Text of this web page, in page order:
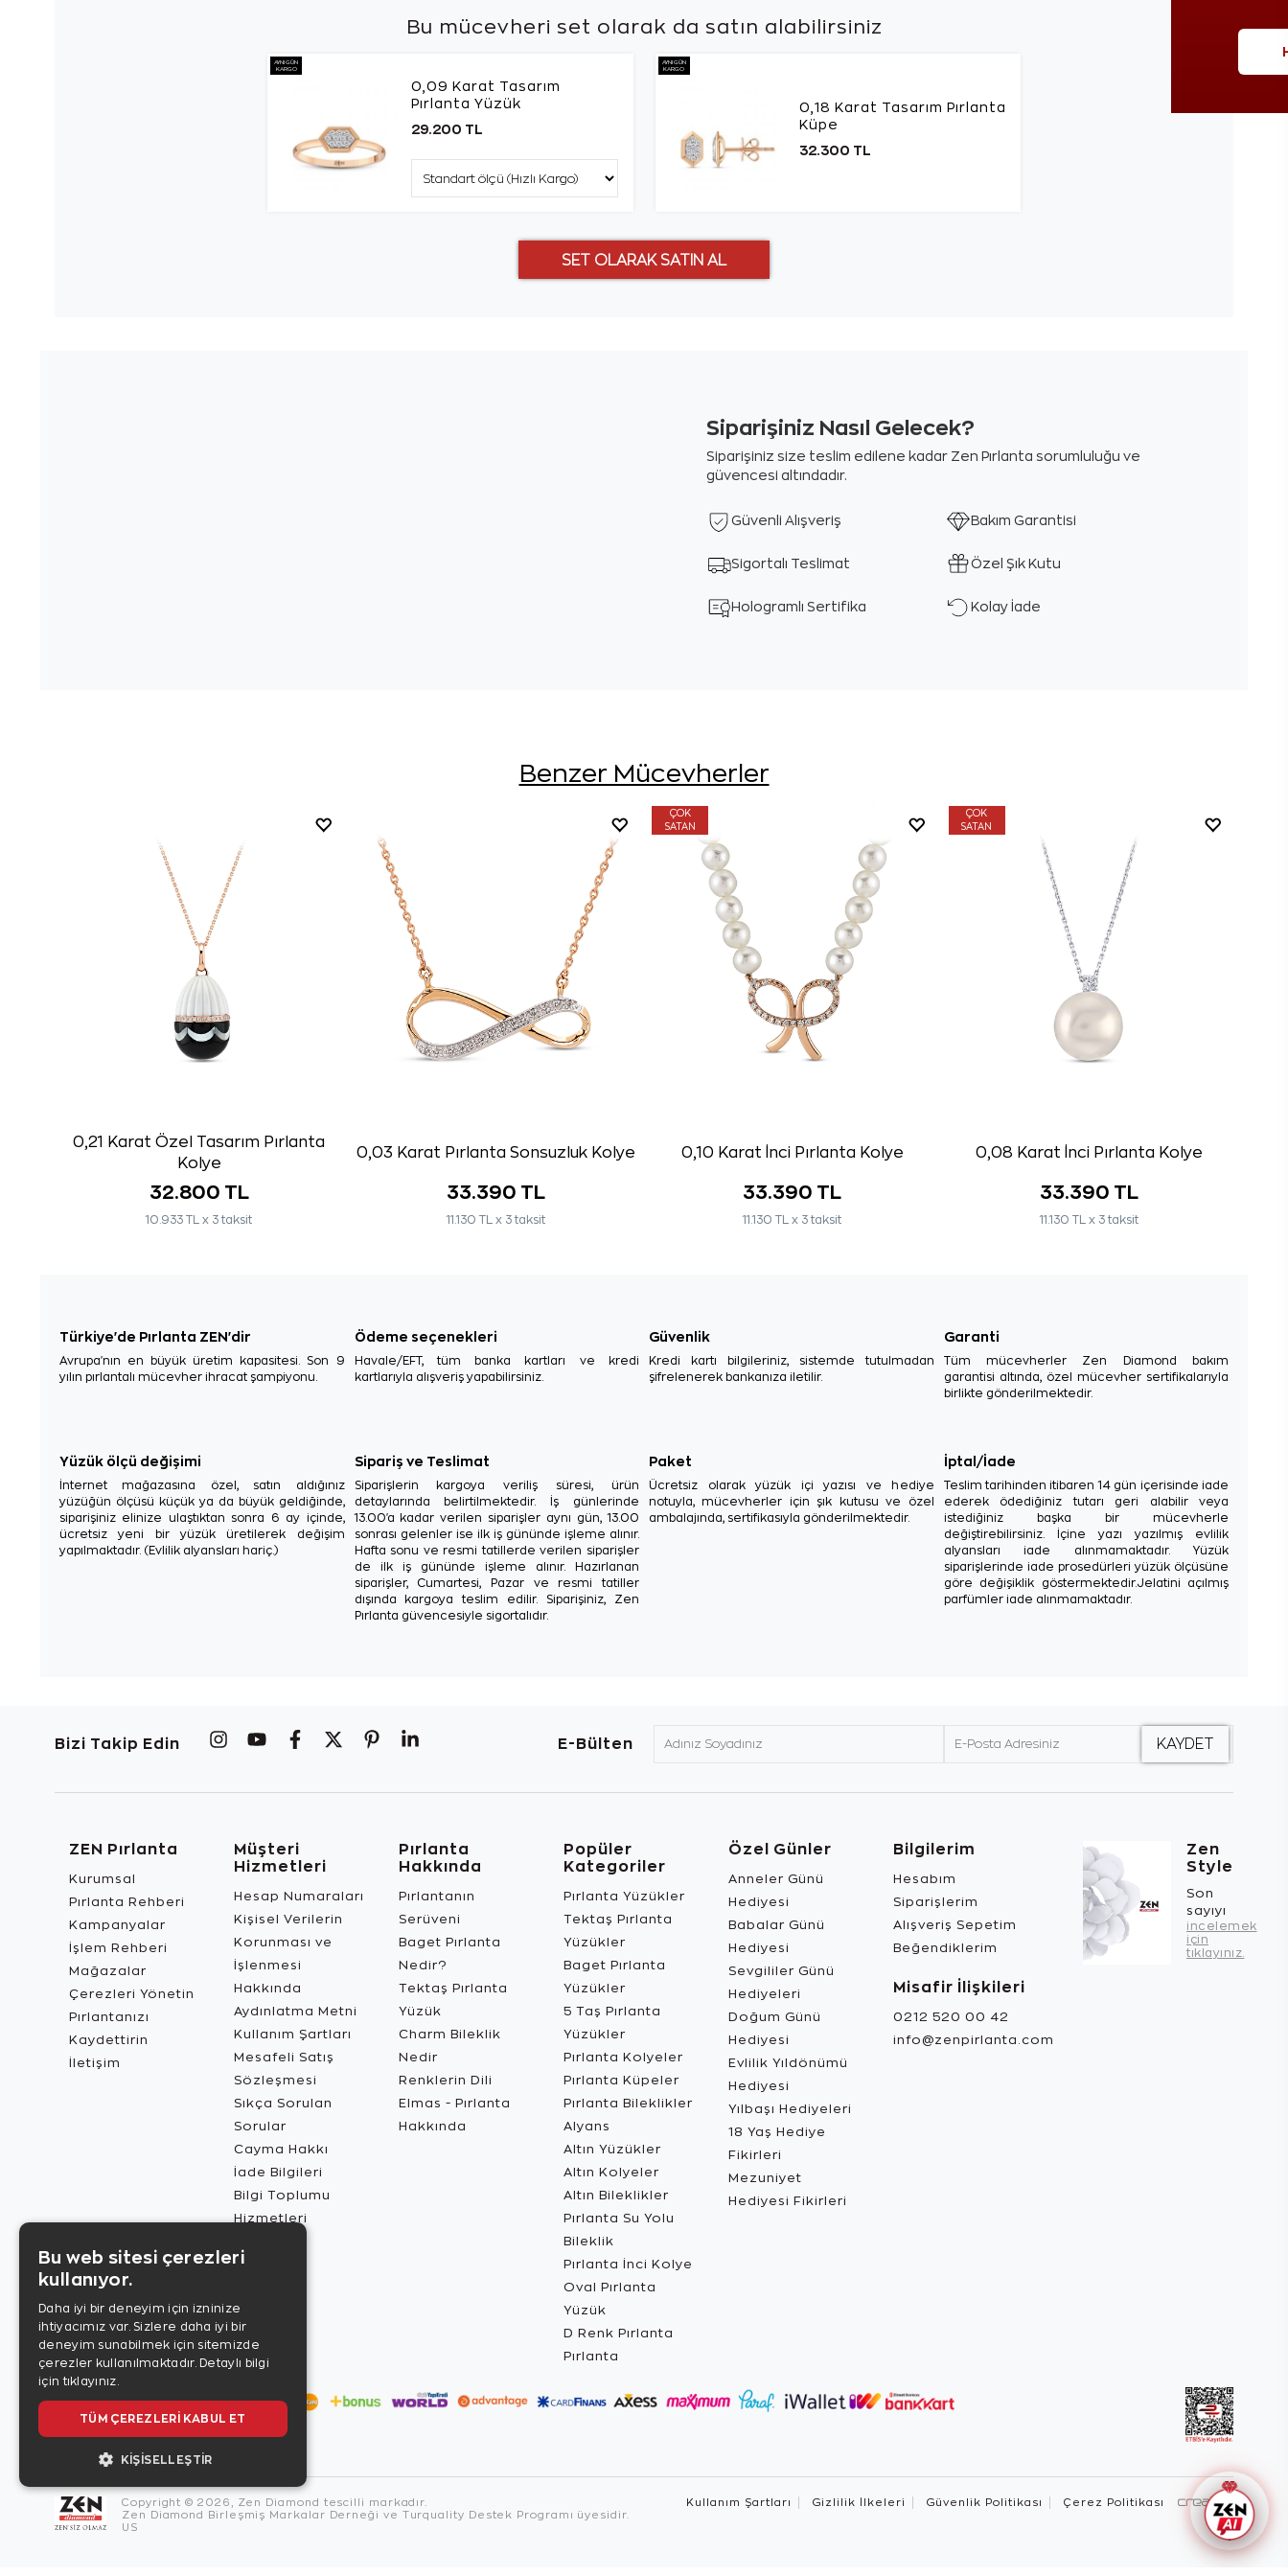
Bu mücevheri set olarak da satın alabilirsiniz
AYNI GÜN
KARGO
0,09 Karat Tasarım
Pırlanta Yüzük
29.200 TL
AYNI GÜN
KARGO
0,18 Karat Tasarım Pırlanta
Küpe
32.300 TL
Siparişiniz Nasıl Gelecek?
Siparişiniz size teslim edilene kadar Zen Pırlanta sorumluluğu ve
güvencesi altındadır.
Güvenli Alışveriş Bakım Garantisi
Sigortalı Teslimat Özel Şık Kutu
Hologramlı Sertifika Kolay İade
Benzer Mücevherler
0,21 Karat Özel Tasarım Pırlanta
Kolye
32.800 TL
10.933 TL x 3 taksit
0,03 Karat Pırlanta Sonsuzluk Kolye
33.390 TL
11.130 TL x 3 taksit
ÇOK
SATAN
0,10 Karat İnci Pırlanta Kolye
33.390 TL
11.130 TL x 3 taksit
ÇOK
SATAN
0,08 Karat İnci Pırlanta Kolye
33.390 TL
11.130 TL x 3 taksit
Türkiye'de Pırlanta ZEN'dir
Avrupa'nın en büyük üretim kapasitesi. Son 9
yılın pırlantalı mücevher ihracat şampiyonu.
Ödeme seçenekleri
Havale/EFT, tüm banka kartları ve kredi
kartlarıyla alışveriş yapabilirsiniz.
Güvenlik
Kredi kartı bilgileriniz, sistemde tutulmadan
şifrelenerek bankanıza iletilir.
Garanti
Tüm mücevherler Zen Diamond bakım
garantisi altında, özel mücevher sertifikalarıyla
birlikte gönderilmektedir.
Yüzük ölçü değişimi
İnternet mağazasına özel, satın aldığınız
yüzüğün ölçüsü küçük ya da büyük geldiğinde,
siparişiniz elinize ulaştıktan sonra 6 ay içinde,
ücretsiz yeni bir yüzük üretilerek değişim
yapılmaktadır. (Evlilik alyansları hariç.)
Sipariş ve Teslimat
Siparişlerin kargoya veriliş süresi, ürün
detaylarında belirtilmektedir. İş günlerinde
13.00'a kadar verilen siparişler aynı gün, 13.00
sonrası gelenler ise ilk iş gününde işleme alınır.
Hafta sonu ve resmi tatillerde verilen siparişler
de ilk iş gününde işleme alınır. Hazırlanan
siparişler, Cumartesi, Pazar ve resmi tatiller
dışında kargoya teslim edilir. Siparişiniz, Zen
Pırlanta güvencesiyle sigortalıdır.
Paket
Ücretsiz olarak yüzük içi yazısı ve hediye
notuyla, mücevherler için şık kutusu ve özel
ambalajında, sertifikasıyla gönderilmektedir.
İptal/İade
Teslim tarihinden itibaren 14 gün içerisinde iade
ederek ödediğiniz tutarı geri alabilir veya
istediğiniz başka bir mücevherle
değiştirebilirsiniz. İçine yazı yazılmış evlilik
alyansları iade alınmamaktadır. Yüzük
siparişlerinde iade prosedürleri yüzük ölçüsüne
göre değişiklik göstermektedir.Jelatini açılmış
parfümler iade alınmamaktadır.
Bizi Takip Edin E-Bülten
ZEN Pırlanta
Kurumsal
Pırlanta Rehberi
Kampanyalar
İşlem Rehberi
Mağazalar
Çerezleri Yönetin
Pırlantanızı
Kaydettirin
İletişim
Müşteri
Hizmetleri
Hesap Numaraları
Kişisel Verilerin
Korunması ve
İşlenmesi
Hakkında
Aydınlatma Metni
Kullanım Şartları
Mesafeli Satış
Sözleşmesi
Sıkça Sorulan
Sorular
Cayma Hakkı
İade Bilgileri
Bilgi Toplumu
Hizmetleri
Pırlanta
Hakkında
Pırlantanın
Serüveni
Baget Pırlanta
Nedir?
Tektaş Pırlanta
Yüzük
Charm Bileklik
Nedir
Renklerin Dili
Elmas - Pırlanta
Hakkında
Popüler
Kategoriler
Pırlanta Yüzükler
Tektaş Pırlanta
Yüzükler
Baget Pırlanta
Yüzükler
5 Taş Pırlanta
Yüzükler
Pırlanta Kolyeler
Pırlanta Küpeler
Pırlanta Bileklikler
Alyans
Altın Yüzükler
Altın Kolyeler
Altın Bileklikler
Pırlanta Su Yolu
Bileklik
Pırlanta İnci Kolye
Oval Pırlanta
Yüzük
D Renk Pırlanta
Pırlanta
Özel Günler
Anneler Günü
Hediyesi
Babalar Günü
Hediyesi
Sevgililer Günü
Hediyeleri
Doğum Günü
Hediyesi
Evlilik Yıldönümü
Hediyesi
Yılbaşı Hediyeleri
18 Yaş Hediye
Fikirleri
Mezuniyet
Hediyesi Fikirleri
Bilgilerim
Hesabım
Siparişlerim
Alışveriş Sepetim
Beğendiklerim
Misafir İlişkileri
0212 520 00 42
info@zenpirlanta.com
Zen
Style
Son
sayıyı
incelemek
için
tıklayınız.
Copyright © 2026, Zen Diamond tescilli markadır.
Zen Diamond Birleşmiş Markalar Derneği ve Turquality Destek Programı üyesidir.
US
Kullanım Şartları Gizlilik İlkeleri Güvenlik Politikası Çerez Politikası
Bu web sitesi çerezleri
kullanıyor.
Daha iyi bir deneyim için izninize
ihtiyacımız var. Sizlere daha iyi bir
deneyim sunabilmek için sitemizde
çerezler kullanılmaktadır. Detaylı bilgi
için tıklayınız.
TÜM ÇEREZLERI KABUL ET
KIŞISELLEŞTIR